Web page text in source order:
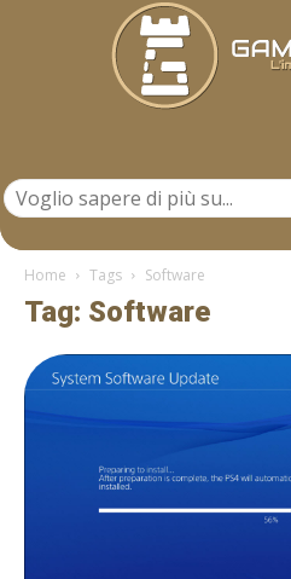
Home Tags Software
Tag: Software